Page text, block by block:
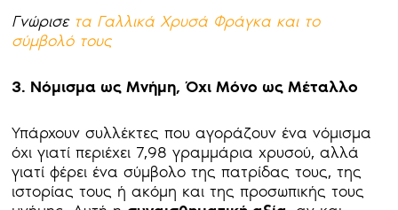
Γνώρισε τα Γαλλικά Χρυσά Φράγκα και το
σύμβολό τους
3. Νόμισμα ως Μνήμη, Όχι Μόνο ως Μέταλλο
Υπάρχουν συλλέκτες που αγοράζουν ένα νόμισμα
όχι γιατί περιέχει 7,98 γραμμάρια χρυσού, αλλά
γιατί φέρει ένα σύμβολο της πατρίδας τους, της
ιστορίας τους ή ακόμη και της προσωπικής τους